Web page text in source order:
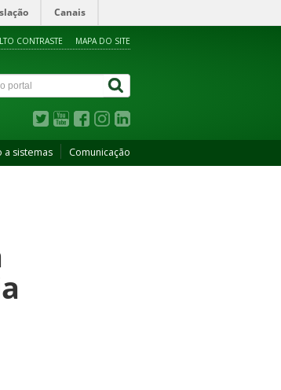
Canais
CONTRASTE MAPA DO SITE
a sistemas Comunicação